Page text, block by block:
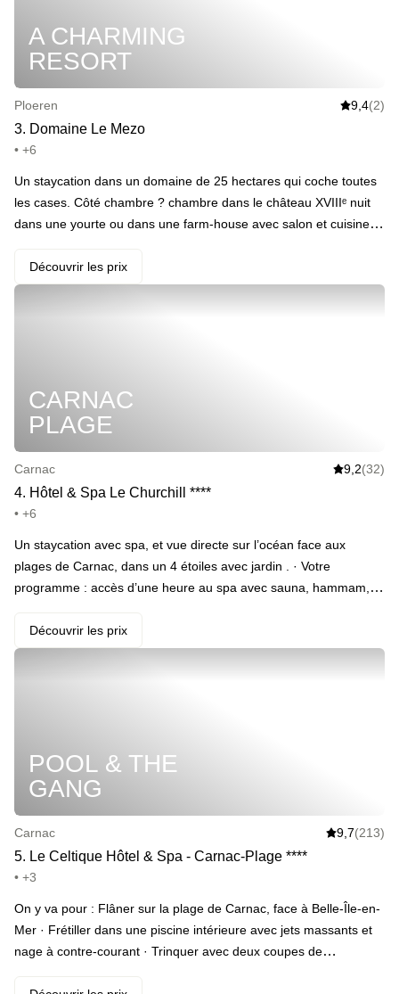
A CHARMING
RESORT
Ploeren 9,4(2)
3. Domaine Le Mezo
• +6
Un staycation dans un domaine de 25 hectares qui coche toutes
les cases. Côté chambre ? chambre dans le château XVIIIᵉ nuit
dans une yourte ou dans une farm-house avec salon et cuisine
produits locaux, bio et de saison. Pour s’occuper, piscine
couverte, terrain de tennis, pétanque, cours de yoga, massages
Découvrir les prix
CARNAC
PLAGE
Carnac 9,2(32)
4. Hôtel & Spa Le Churchill ****
• +6
Un staycation avec spa, et vue directe sur l’océan face aux
plages de Carnac, dans un 4 étoiles avec jardin . · Votre
programme : accès d’une heure au spa avec sauna, hammam, et
base de produits locaux le lendemain matin. · ️ Le highlight :
profiter du coucher de soleil sur la plage. · Et en extras : du
Découvrir les prix
POOL & THE
GANG
Carnac 9,7(213)
5. Le Celtique Hôtel & Spa - Carnac-Plage ****
• +3
On y va pour : Flâner sur la plage de Carnac, face à Belle-Île-en-
Mer · Frétiller dans une piscine intérieure avec jets massants et
nage à contre-courant · Trinquer avec deux coupes de